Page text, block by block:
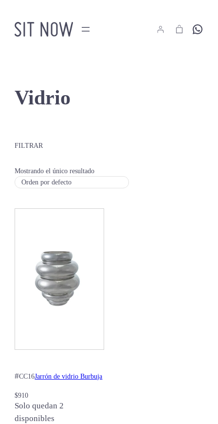
contenido
Hola
Vidrio
FILTRAR
Mostrando el único resultado
#CC16Jarrón de vidrio Burbuja
$910
Solo quedan 2
disponibles